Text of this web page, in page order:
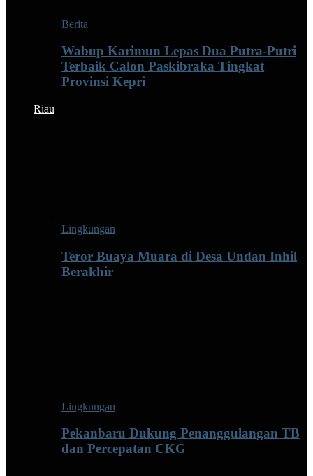
Berita
Wabup Karimun Lepas Dua Putra-Putri
Terbaik Calon Paskibraka Tingkat
Provinsi Kepri
Riau
Lingkungan
Teror Buaya Muara di Desa Undan Inhil
Berakhir
Lingkungan
Pekanbaru Dukung Penanggulangan TB
dan Percepatan CKG